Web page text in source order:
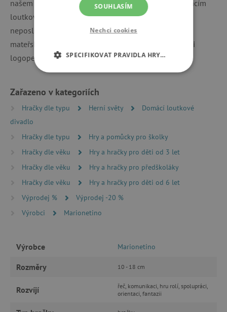
našem loutkové divadle Marionetino či v jiném domácím
loutkovém divadle, které velikostně odpovídá. V
neposlední řadě slouží naše loutky jako pomůcky v
mateřských školách i jako logopedické pomůcky mezi
logopedy.
Zařazeno v kategoriích
Hračky dle typu Herní světy
Domácí loutkové
divadlo
Hračky dle typu
Hry a pomůcky pro školky
Hračky dle věku
Hry a hračky pro děti od 3 let
Hračky dle věku
Hry a hračky pro předškoláky
Hračky dle věku
Hry a hračky pro děti od 6 let
Výprodej %
Výprodej -20 %
Výrobci
Marionetino
Výrobce Marionetino
Rozměry 10 - 18 cm
Rozvíjí
řeč, komunikaci, hru rolí, spolupráci,
orientaci, fantazii
SOUHLASÍM
Nechci cookies
SPECIFIKOVAT PRAVIDLA HRY…
NEZBYTNĚ NUTNÉ COOKIES
ANALYTICKÉ COOKIES
FUNKČNÍ SOUBORY
Nezbytně nutné cookies
Analytické cookies
Nezbytně nutné soubory cookie umožňují
základní funkce webových stránek, jako je
stránky nelze bez nezbytně nutných souborů
Provider/